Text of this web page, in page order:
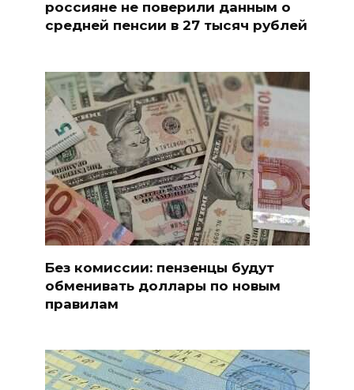
россияне не поверили данным о
средней пенсии в 27 тысяч рублей
Без комиссии: пензенцы будут
обменивать доллары по новым
правилам